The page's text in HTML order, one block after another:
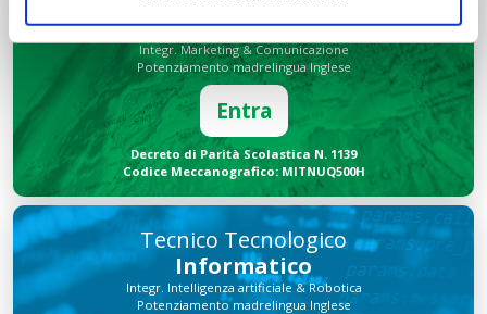
Turismo
Integr. Marketing & Comunicazione
Potenziamento madrelingua Inglese
Entra
Decreto di Parità Scolastica N. 1139
Codice Meccanografico: MITNUQ500H
Tecnico Tecnologico
Informatico
Integr. Intelligenza artificiale & Robotica
Potenziamento madrelingua Inglese